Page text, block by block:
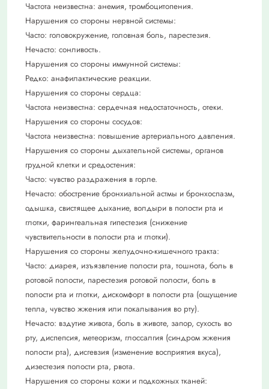
Частота неизвестна: анемия, тромбоцитопения.
Нарушения со стороны нервной системы:
Часто: головокружение, головная боль, парестезия.
Нечасто: сонливость.
Нарушения со стороны иммунной системы:
Редко: анафилактические реакции.
Нарушения со стороны сердца:
Частота неизвестна: сердечная недостаточность, отеки.
Нарушения со стороны сосудов:
Частота неизвестна: повышение артериального давления.
Нарушения со стороны дыхательной системы, органов
грудной клетки и средостения:
Часто: чувство раздражения в горле.
Нечасто: обострение бронхиальной астмы и бронхоспазм,
одышка, свистящее дыхание, волдыри в полости рта и
глотки, фарингеальная гипестезия (снижение
чувствительности в полости рта и глотки).
Нарушения со стороны желудочно-кишечного тракта:
Часто: диарея, изъязвление полости рта, тошнота, боль в
ротовой полости, парестезия ротовой полости, боль в
полости рта и глотки, дискомфорт в полости рта (ощущение
тепла, чувство жжения или покалывания во рту).
Нечасто: вздутие живота, боль в животе, запор, сухость во
рту, диспепсия, метеоризм, глоссалгия (синдром жжения
полости рта), дисгевзия (изменение восприятия вкуса),
дизестезия полости рта, рвота.
Нарушения со стороны кожи и подкожных тканей: